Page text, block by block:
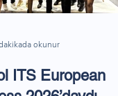
ITS European
okunur